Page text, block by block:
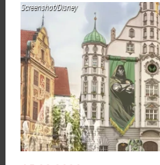
Screenshot/Disney